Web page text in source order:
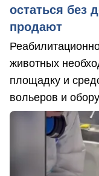
остаться без
продают
животных
площадку и
вольеров и